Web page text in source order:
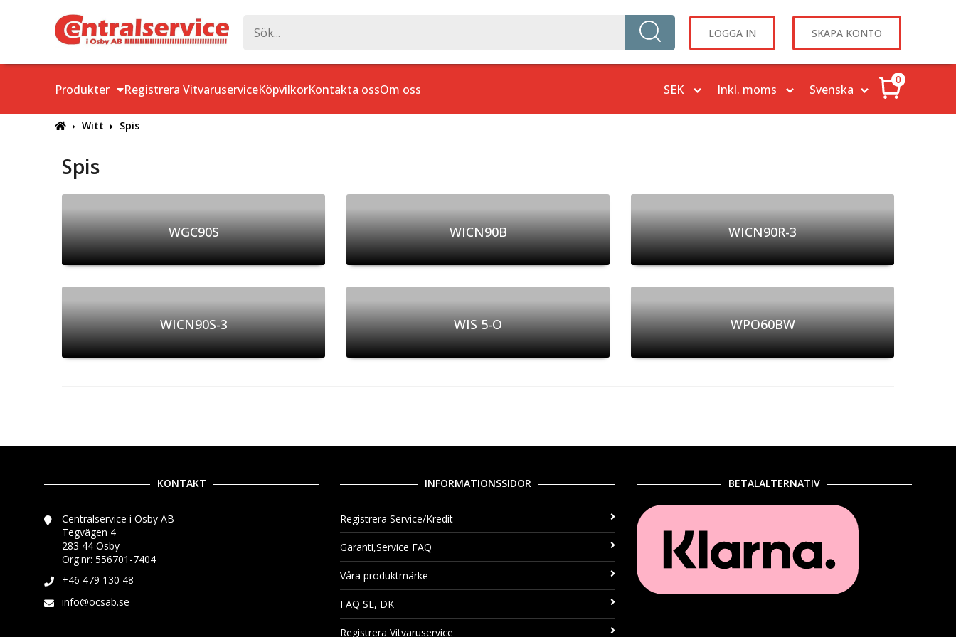
LOGGA IN SKAPA KONTO
Produkter Registrera VitvaruserviceKöpvilkorKontakta ossOm oss
0
Witt Spis
Spis
WGC90S WICN90B WICN90R-3
WICN90S-3 WIS 5-O WPO60BW
KONTAKT
Centralservice i Osby AB
Tegvägen 4
283 44 Osby
Org.nr: 556701-7404
+46 479 130 48
info@ocsab.se
INFORMATIONSSIDOR
Registrera Service/Kredit
Garanti,Service FAQ
Våra produktmärke
FAQ SE, DK
Registrera Vitvaruservice
BETALALTERNATIV